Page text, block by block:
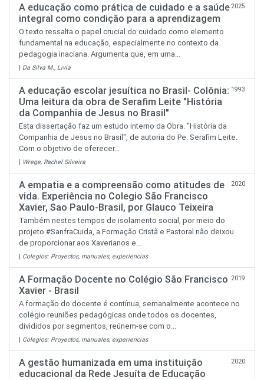
A educação como prática de cuidado e a saúde
integral como condição para a aprendizagem
2025
O texto ressalta o papel crucial do cuidado como elemento
fundamental na educação, especialmente no contexto da
pedagogia inaciana. Argumenta que, em uma...
| Da Silva M., Livia
A educação escolar jesuítica no Brasil- Colônia:
Uma leitura da obra de Serafim Leite "História
da Companhia de Jesus no Brasil"
1993
Esta dissertação faz um estudo interno da Obra. "História da
Companhia de Jesus no Brasil", de autoria do Pe. Serafim Leite.
Com o objetivo de oferecer...
| Wrege, Rachel Silveira
A empatia e a compreensão como atitudes de
vida. Experiência no Colegio São Francisco
Xavier, Sao Paulo-Brasil, por Glauco Teixeira
2020
Também nestes tempos de isolamento social, por meio do
projeto #SanfraCuida, a Formação Cristã e Pastoral não deixou
de proporcionar aos Xaverianos e...
| Colegios: Proyectos, manuales, experiencias
A Formação Docente no Colégio São Francisco
Xavier - Brasil
2019
A formação do docente é contínua, semanalmente acontece no
colégio reuniões pedagógicas onde todos os docentes,
divididos por segmentos, reúnem-se com o...
| Colegios: Proyectos, manuales, experiencias
A gestão humanizada em uma instituição
educacional da Rede Jesuíta de Educação
2020